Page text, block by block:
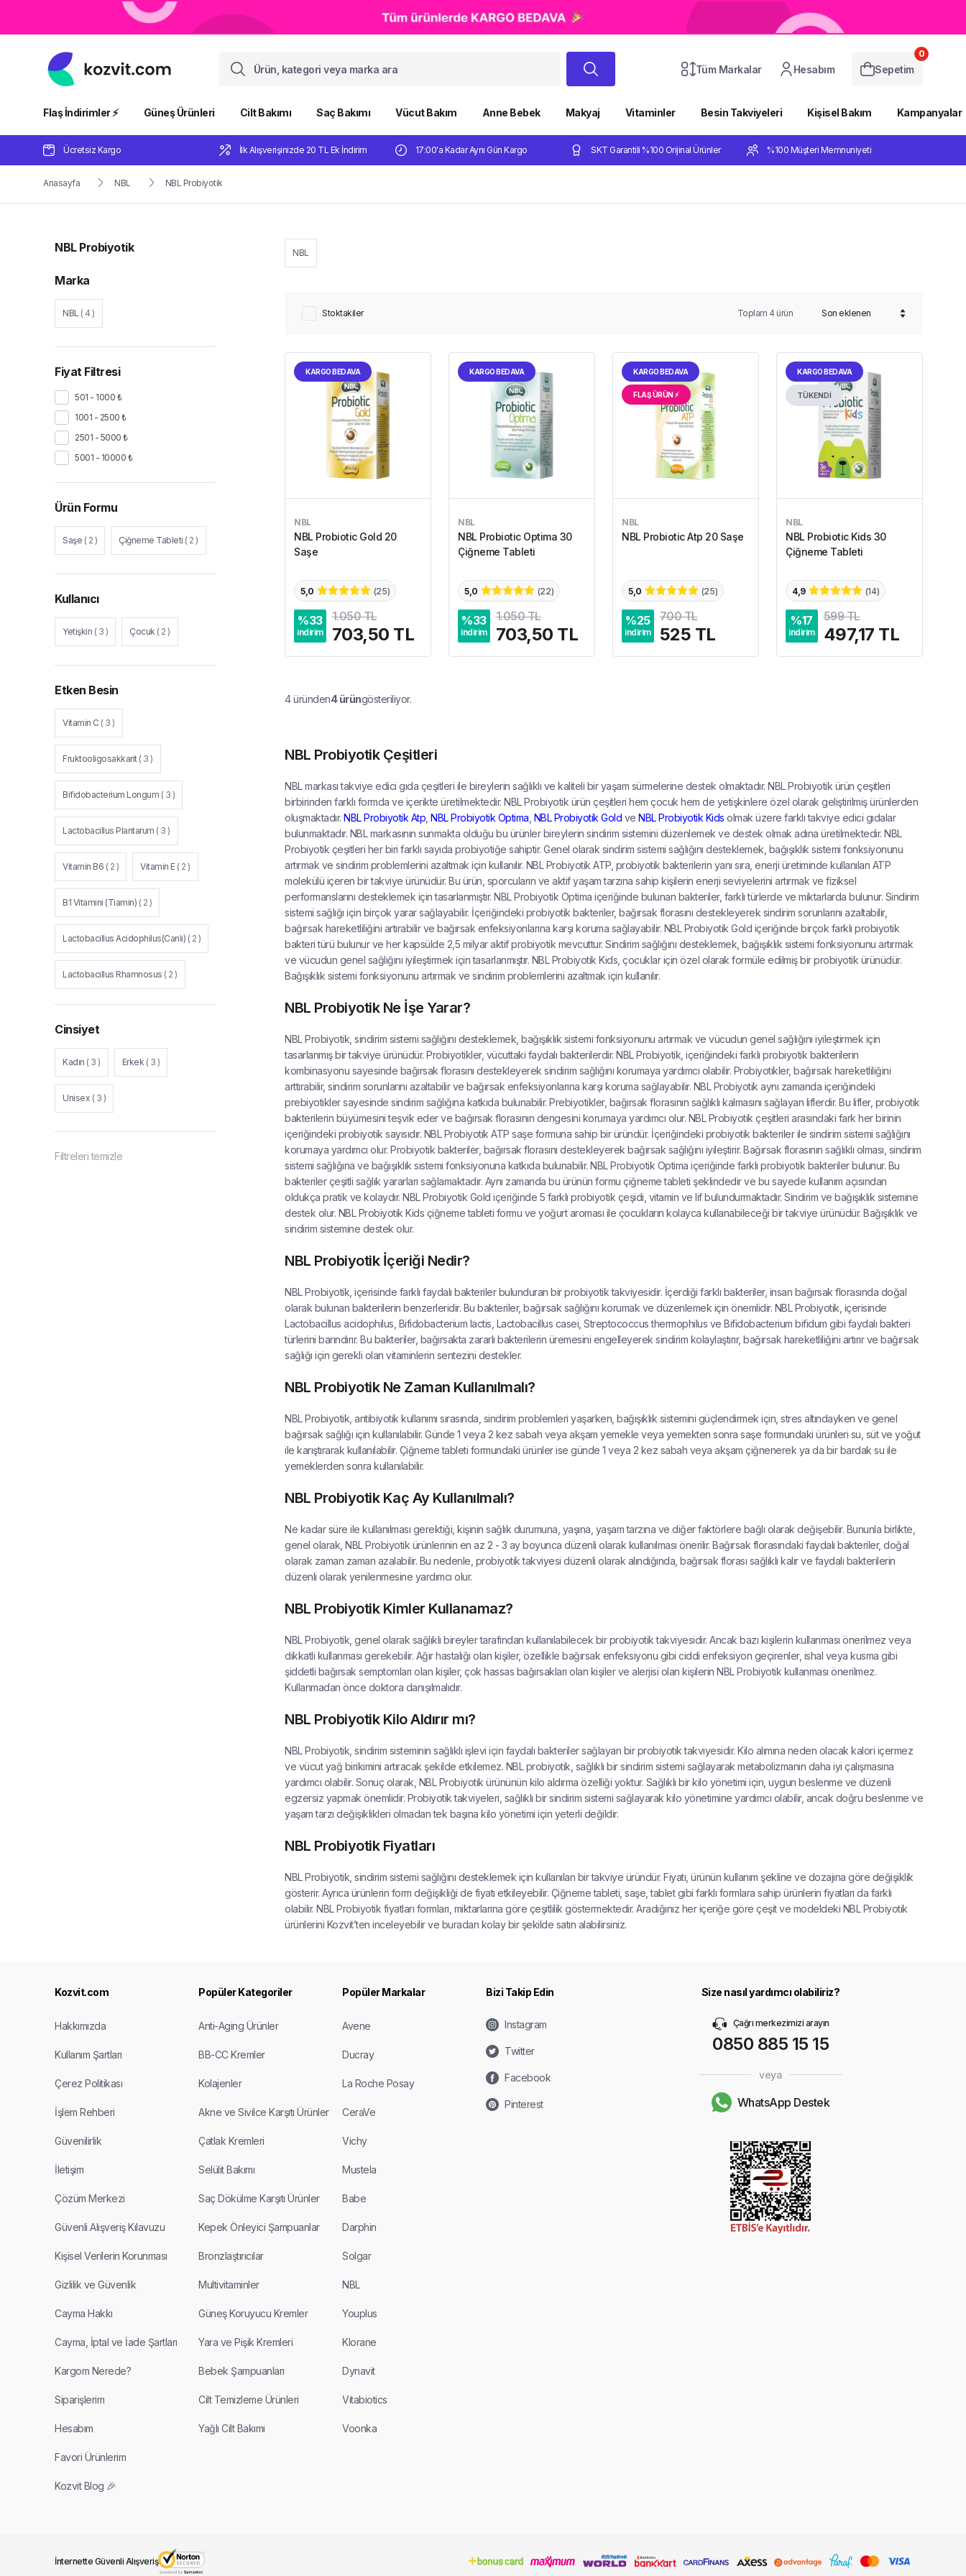
Tüm Markalar Hesabım Sepetim
0
Flaş İndirimler ⚡️ Güneş Ürünleri Cilt Bakımı Saç Bakımı Vücut Bakım Anne Bebek Makyaj Vitaminler Besin Takviyeleri Kişisel Bakım Kampanyalar
Ücretsiz Kargo İlk Alışverişinizde 20 TL Ek İndirim 17:00'a Kadar Aynı Gün Kargo SKT Garantili %100 Orijinal Ürünler %100 Müşteri Memnuniyeti
Anasayfa NBL NBL Probiyotik
NBL Probiyotik
Marka
NBL ( 4 )
Fiyat Filtresi
501 - 1000 ₺
1001 - 2500 ₺
2501 - 5000 ₺
5001 - 10000 ₺
Ürün Formu
Saşe ( 2 ) Çiğneme Tableti ( 2 )
Kullanıcı
Yetişkin ( 3 ) Çocuk ( 2 )
Etken Besin
Vitamin C ( 3 )
Fruktooligosakkarit ( 3 )
Bifidobacterium Longum ( 3 )
Lactobacillus Plantarum ( 3 )
Vitamin B6 ( 2 ) Vitamin E ( 2 )
B1 Vitamini (Tiamin) ( 2 )
Lactobacillus Acidophilus(Canlı) ( 2 )
Lactobacillus Rhamnosus ( 2 )
Bifidobacterium Lactis(2)
Enterococcus Faecium
Probiyotik(1)
Cinsiyet
Kadın ( 3 ) Erkek ( 3 )
Unisex ( 3 )
Filtreleri temizle
NBL
Stoktakiler Toplam 4 ürün
KARGO BEDAVA
NBL
NBL Probiotic Gold 20
Saşe
5,0 (25)
%33
indirim
1.050 TL
703,50 TL
KARGO BEDAVA
NBL
NBL Probiotic Optima 30
Çiğneme Tableti
5,0 (22)
%33
indirim
1.050 TL
703,50 TL
KARGO BEDAVA
FLAŞ ÜRÜN ⚡︎
NBL
NBL Probiotic Atp 20 Saşe
5,0 (25)
%25
indirim
700 TL
525 TL
KARGO BEDAVA
TÜKENDİ
NBL
NBL Probiotic Kids 30
Çiğneme Tableti
4,9 (14)
%17
indirim
599 TL
497,17 TL
4üründen4ürüngösteriliyor.
NBL Probiyotik Çeşitleri
NBL markası takviye edici gıda çeşitleri ile bireylerin sağlıklı ve kaliteli bir yaşam sürmelerine destek olmaktadır. NBL Probiyotik ürün çeşitleri
birbirinden farklı formda ve içerikte üretilmektedir. NBL Probiyotik ürün çeşitleri hem çocuk hem de yetişkinlere özel olarak geliştirilmiş ürünlerden
oluşmaktadır. NBL Probiyotik Atp NBL Probiyotik Optima NBL Probiyotik Gold ve NBL Probiyotik Kids olmak üzere farklı takviye edici gıdalar
bulunmaktadır. NBL markasının sunmakta olduğu bu ürünler bireylerin sindirim sistemini düzenlemek ve destek olmak adına üretilmektedir. NBL
Probiyotik çeşitleri her biri farklı sayıda probiyotiğe sahiptir. Genel olarak sindirim sistemi sağlığını desteklemek, bağışıklık sistemi fonksiyonunu
artırmak ve sindirim problemlerini azaltmak için kullanılır. NBL Probiyotik ATP, probiyotik bakterilerin yanı sıra, enerji üretiminde kullanılan ATP
molekülü içeren bir takviye ürünüdür. Bu ürün, sporcuların ve aktif yaşam tarzına sahip kişilerin enerji seviyelerini artırmak ve fiziksel
performanslarını desteklemek için tasarlanmıştır. NBL Probiyotik Optima içeriğinde bulunan bakteriler, farklı türlerde ve miktarlarda bulunur. Sindirim
sistemi sağlığı için birçok yarar sağlayabilir. İçeriğindeki probiyotik bakteriler, bağırsak florasını destekleyerek sindirim sorunlarını azaltabilir,
bağırsak hareketliliğini artırabilir ve bağırsak enfeksiyonlarına karşı koruma sağlayabilir. NBL Probiyotik Gold içeriğinde birçok farklı probiyotik
bakteri türü bulunur ve her kapsülde 2,5 milyar aktif probiyotik mevcuttur. Sindirim sağlığını desteklemek, bağışıklık sistemi fonksiyonunu artırmak
ve vücudun genel sağlığını iyileştirmek için tasarlanmıştır. NBL Probiyotik Kids, çocuklar için özel olarak formüle edilmiş bir probiyotik ürünüdür.
Bağışıklık sistemi fonksiyonunu artırmak ve sindirim problemlerini azaltmak için kullanılır.
NBL Probiyotik Ne İşe Yarar?
NBL Probiyotik, sindirim sistemi sağlığını desteklemek, bağışıklık sistemi fonksiyonunu artırmak ve vücudun genel sağlığını iyileştirmek için
tasarlanmış bir takviye ürünüdür. Probiyotikler, vücuttaki faydalı bakterilerdir. NBL Probiyotik, içeriğindeki farklı probiyotik bakterilerin
kombinasyonu sayesinde bağırsak florasını destekleyerek sindirim sağlığını korumaya yardımcı olabilir. Probiyotikler, bağırsak hareketliliğini
arttırabilir, sindirim sorunlarını azaltabilir ve bağırsak enfeksiyonlarına karşı koruma sağlayabilir. NBL Probiyotik aynı zamanda içeriğindeki
prebiyotikler sayesinde sindirim sağlığına katkıda bulunabilir. Prebiyotikler, bağırsak florasının sağlıklı kalmasını sağlayan liflerdir. Bu lifler, probiyotik
bakterilerin büyümesini teşvik eder ve bağırsak florasının dengesini korumaya yardımcı olur. NBL Probiyotik çeşitleri arasındaki fark her birinin
içeriğindeki probiyotik sayısıdır. NBL Probiyotik ATP saşe formuna sahip bir üründür. İçeriğindeki probiyotik bakteriler ile sindirim sistemi sağlığını
korumaya yardımcı olur. Probiyotik bakteriler, bağırsak florasını destekleyerek bağırsak sağlığını iyileştirir. Bağırsak florasının sağlıklı olması, sindirim
sistemi sağlığına ve bağışıklık sistemi fonksiyonuna katkıda bulunabilir. NBL Probiyotik Optima içeriğinde farklı probiyotik bakteriler bulunur. Bu
bakteriler çeşitli sağlık yararları sağlamaktadır. Aynı zamanda bu ürünün formu çiğneme tableti şeklindedir ve bu sayede kullanım açısından
oldukça pratik ve kolaydır. NBL Probiyotik Gold içeriğinde 5 farklı probiyotik çeşidi, vitamin ve lif bulundurmaktadır. Sindirim ve bağışıklık sistemine
destek olur. NBL Probiyotik Kids çiğneme tableti formu ve yoğurt aroması ile çocukların kolayca kullanabileceği bir takviye ürünüdür. Bağışıklık ve
sindirim sistemine destek olur.
NBL Probiyotik İçeriği Nedir?
NBL Probiyotik, içerisinde farklı faydalı bakteriler bulunduran bir probiyotik takviyesidir. İçerdiği farklı bakteriler, insan bağırsak florasında doğal
olarak bulunan bakterilerin benzerleridir. Bu bakteriler, bağırsak sağlığını korumak ve düzenlemek için önemlidir. NBL Probiyotik, içerisinde
Lactobacillus acidophilus, Bifidobacterium lactis, Lactobacillus casei, Streptococcus thermophilus ve Bifidobacterium bifidum gibi faydalı bakteri
türlerini barındırır. Bu bakteriler, bağırsakta zararlı bakterilerin üremesini engelleyerek sindirim kolaylaştırır, bağırsak hareketliliğini artırır ve bağırsak
sağlığı için gerekli olan vitaminlerin sentezini destekler.
NBL Probiyotik Ne Zaman Kullanılmalı?
NBL Probiyotik, antibiyotik kullanımı sırasında, sindirim problemleri yaşarken, bağışıklık sistemini güçlendirmek için, stres altındayken ve genel
bağırsak sağlığı için kullanılabilir. Günde 1 veya 2 kez sabah veya akşam yemekle veya yemekten sonra saşe formundaki ürünleri su, süt ve yoğut
ile karıştırarak kullanılabilir. Çiğneme tableti formundaki ürünler ise günde 1 veya 2 kez sabah veya akşam çiğnenerek ya da bir bardak su ile
yemeklerden sonra kullanılabilir.
NBL Probiyotik Kaç Ay Kullanılmalı?
Ne kadar süre ile kullanılması gerektiği, kişinin sağlık durumuna, yaşına, yaşam tarzına ve diğer faktörlere bağlı olarak değişebilir. Bununla birlikte,
genel olarak, NBL Probiyotik ürünlerinin en az 2 - 3 ay boyunca düzenli olarak kullanılması önerilir. Bağırsak florasındaki faydalı bakteriler, doğal
olarak zaman zaman azalabilir. Bu nedenle, probiyotik takviyesi düzenli olarak alındığında, bağırsak florası sağlıklı kalır ve faydalı bakterilerin
düzenli olarak yenilenmesine yardımcı olur.
NBL Probiyotik Kimler Kullanamaz?
NBL Probiyotik, genel olarak sağlıklı bireyler tarafından kullanılabilecek bir probiyotik takviyesidir. Ancak bazı kişilerin kullanması önerilmez veya
dikkatli kullanması gerekebilir. Ağır hastalığı olan kişiler, özellikle bağırsak enfeksiyonu gibi ciddi enfeksiyon geçirenler, ishal veya kusma gibi
şiddetli bağırsak semptomları olan kişiler, çok hassas bağırsakları olan kişiler ve alerjisi olan kişilerin NBL Probiyotik kullanması önerilmez.
Kullanmadan önce doktora danışılmalıdır.
NBL Probiyotik Kilo Aldırır mı?
NBL Probiyotik, sindirim sisteminin sağlıklı işlevi için faydalı bakteriler sağlayan bir probiyotik takviyesidir. Kilo alımına neden olacak kalori içermez
ve vücut yağ birikimini artıracak şekilde etkilemez. NBL probiyotik, sağlıklı bir sindirim sistemi sağlayarak metabolizmanın daha iyi çalışmasına
yardımcı olabilir. Sonuç olarak, NBL Probiyotik ürününün kilo aldırma özelliği yoktur. Sağlıklı bir kilo yönetimi için, uygun beslenme ve düzenli
egzersiz yapmak önemlidir. Probiyotik takviyeleri, sağlıklı bir sindirim sistemi sağlayarak kilo yönetimine yardımcı olabilir, ancak doğru beslenme ve
yaşam tarzı değişiklikleri olmadan tek başına kilo yönetimi için yeterli değildir.
NBL Probiyotik Fiyatları
NBL Probiyotik, sindirim sistemi sağlığını desteklemek için kullanılan bir takviye üründür. Fiyatı, ürünün kullanım şekline ve dozajına göre değişiklik
gösterir. Ayrıca ürünlerin form değişikliği de fiyatı etkileyebilir. Çiğneme tableti, saşe, tablet gibi farklı formlara sahip ürünlerin fiyatları da farklı
olabilir. NBL Probiyotik fiyatları formları, miktarlarına göre çeşitlilik göstermektedir. Aradığınız her içeriğe göre çeşit ve modeldeki NBL Probiyotik
ürünlerini Kozvit’ten inceleyebilir ve buradan kolay bir şekilde satın alabilirsiniz.
Kozvit.com
Hakkımızda
Kullanım Şartları
Çerez Politikası
İşlem Rehberi
Güvenilirlik
İletişim
Çözüm Merkezi
Güvenli Alışveriş Kılavuzu
Kişisel Verilerin Korunması
Gizlilik ve Güvenlik
Cayma Hakkı
Cayma, İptal ve İade Şartları
Kargom Nerede?
Siparişlerim
Hesabım
Favori Ürünlerim
Kozvit Blog 🎉
Popüler Kategoriler
Anti-Aging Ürünler
BB-CC Kremler
Kolajenler
Akne ve Sivilce Karşıtı Ürünler
Çatlak Kremleri
Selülit Bakımı
Saç Dökülme Karşıtı Ürünler
Kepek Önleyici Şampuanlar
Bronzlaştırıcılar
Multivitaminler
Güneş Koruyucu Kremler
Yara ve Pişik Kremleri
Bebek Şampuanları
Cilt Temizleme Ürünleri
Yağlı Cilt Bakımı
Popüler Markalar
Avene
Ducray
La Roche Posay
CeraVe
Vichy
Mustela
Babe
Darphin
Solgar
NBL
Youplus
Klorane
Dynavit
Vitabiotics
Voonka
Bizi Takip Edin
Instagram
Twitter
Facebook
Pinterest
Size nasıl yardımcı olabiliriz?
Çağrı merkezimizi arayın
0850 885 15 15
veya
WhatsApp Destek
İnternette Güvenli Alışveriş